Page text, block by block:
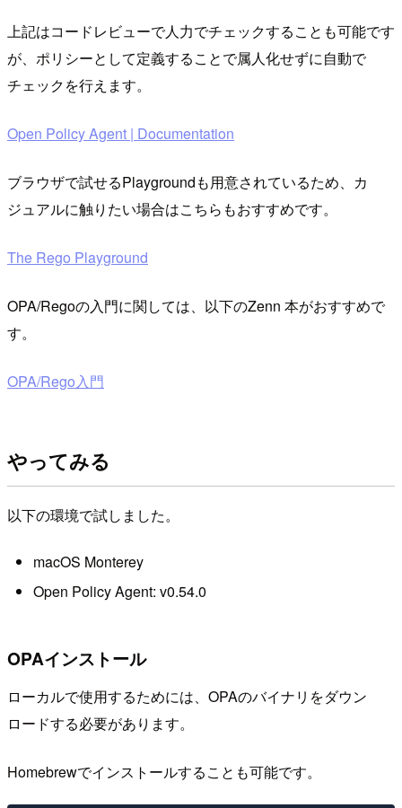
上記はコードレビューで人力でチェックすることも可能です
が、ポリシーとして定義することで属人化せずに自動で
チェックを行えます。
Open Policy Agent | Documentation
ブラウザで試せるPlaygroundも用意されているため、カ
ジュアルに触りたい場合はこちらもおすすめです。
The Rego Playground
OPA/Regoの入門に関しては、以下のZenn 本がおすすめで
す。
OPA/Rego入門
やってみる
以下の環境で試しました。
macOS Monterey
Open Policy Agent: v0.54.0
OPAインストール
ローカルで使用するためには、OPAのバイナリをダウン
ロードする必要があります。
Homebrewでインストールすることも可能です。